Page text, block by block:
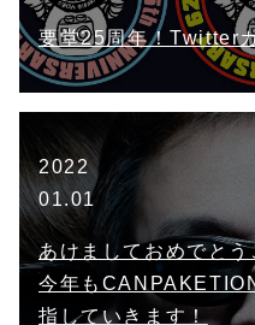
要堂25周年！Twitter
2022
01.01
あけましておめでとう
今年も
指していきます！